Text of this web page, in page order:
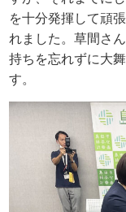
を十分発揮して頑
れました。草間さ
持ちを忘れずに大
す。